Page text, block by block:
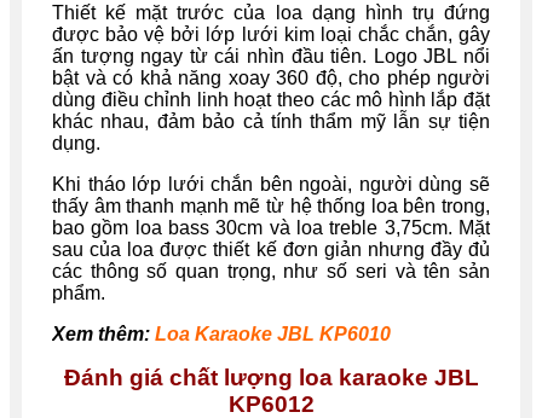
Thiết kế mặt trước của loa dạng hình trụ đứng
được bảo vệ bởi lớp lưới kim loại chắc chắn, gây
ấn tượng ngay từ cái nhìn đầu tiên. Logo JBL nổi
bật và có khả năng xoay 360 độ, cho phép người
dùng điều chỉnh linh hoạt theo các mô hình lắp đặt
khác nhau, đảm bảo cả tính thẩm mỹ lẫn sự tiện
dụng.
Khi tháo lớp lưới chắn bên ngoài, người dùng sẽ
thấy âm thanh mạnh mẽ từ hệ thống loa bên trong,
bao gồm loa bass 30cm và loa treble 3,75cm. Mặt
sau của loa được thiết kế đơn giản nhưng đầy đủ
các thông số quan trọng, như số seri và tên sản
phẩm.
Xem thêm: Loa Karaoke JBL KP6010
Đánh giá chất lượng loa karaoke JBL
KP6012